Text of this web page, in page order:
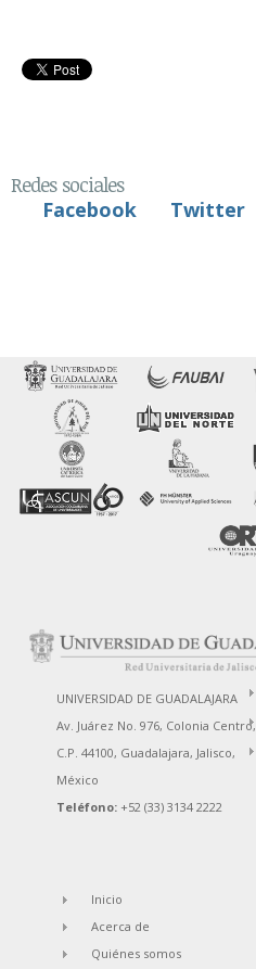
Redes sociales
Facebook
Twitter
UNIVERSIDAD DE GUADALAJARA
Av. Juárez No. 976, Colonia Centro,
C.P. 44100, Guadalajara, Jalisco,
México
Teléfono: +52 (33) 3134 2222
Inicio
Acerca de
Quiénes somos